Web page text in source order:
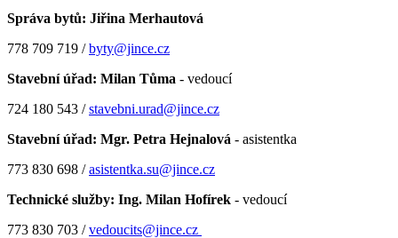
Správa bytů: Jiřina Merhautová
778 709 719 /byty@jince.cz
Stavební úřad: Milan Tůma - vedoucí
724 180 543 /stavebni.urad@jince.cz
Stavební úřad: Mgr. Petra Hejnalová - asistentka
773 830 698 /asistentka.su@jince.cz
Technické služby: Ing. Milan Hofírek - vedoucí
773 830 703 /vedoucits@jince.cz